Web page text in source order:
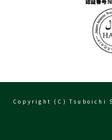
Copyright (C) Tsuboichi